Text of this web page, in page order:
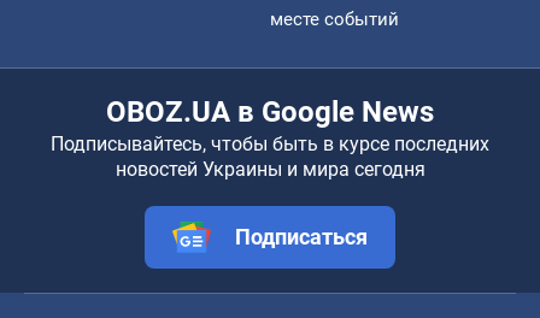
месте событий
OBOZ.UA в Google News
Подписывайтесь, чтобы быть в курсе последних
новостей Украины и мира сегодня
Подписаться